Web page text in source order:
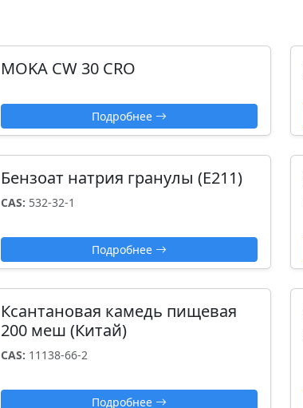
MOKA CW 30 CRO
Подробнее
Бензоат натрия гранулы (Е211)
CAS: 532-32-1
Подробнее
Ксантановая камедь пищевая
200 меш (Китай)
CAS: 11138-66-2
Подробнее